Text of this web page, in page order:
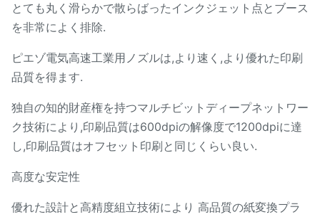
とても丸く滑らかで散らばったインクジェット点とブース
を非常によく排除.
ピエゾ電気高速工業用ノズルは,より速く,より優れた印刷
品質を得ます.
独自の知的財産権を持つマルチビットディープネットワー
ク技術により,印刷品質は600dpiの解像度で1200dpiに達
し,印刷品質はオフセット印刷と同じくらい良い.
高度な安定性
優れた設計と高精度組立技術により 高品質の紙変換プラ